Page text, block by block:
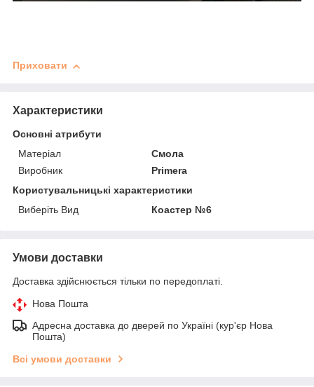
Приховати
Характеристики
Основні атрибути
Матеріал
Смола
Виробник
Primera
Користувальницькі характеристики
Виберіть Вид
Коастер №6
Умови доставки
Доставка здійснюється тільки по передоплаті.
Нова Пошта
Адресна доставка до дверей по Україні (кур'єр Нова
Пошта)
Всі умови доставки